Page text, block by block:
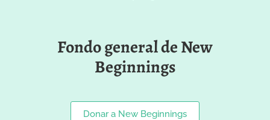
Fondo general de New
Beginnings
Donar a New Beginnings